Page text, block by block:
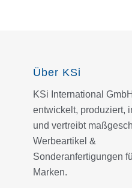
Über KSi
KSi International GmbH
entwickelt, produziert,
und vertreibt
Werbeartikel &
Sonderanfertigungen
Marken.